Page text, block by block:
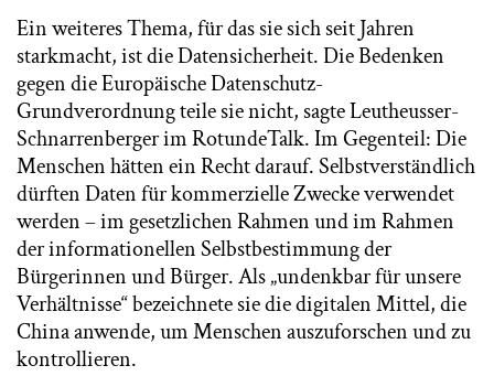
Ein weiteres Thema, für das sie sich seit Jahren
starkmacht, ist die Datensicherheit. Die Bedenken
gegen die Europäische Datenschutz-
Grundverordnung teile sie nicht, sagte Leutheusser-
Schnarrenberger im RotundeTalk. Im Gegenteil: Die
Menschen hätten ein Recht darauf. Selbstverständlich
dürften Daten für kommerzielle Zwecke verwendet
werden – im gesetzlichen Rahmen und im Rahmen
der informationellen Selbstbestimmung der
Bürgerinnen und Bürger. Als „undenkbar für unsere
Verhältnisse“ bezeichnete sie die digitalen Mittel, die
China anwende, um Menschen auszuforschen und zu
kontrollieren.